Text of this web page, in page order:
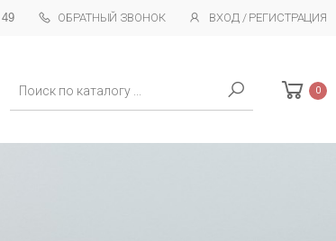
ОБРАТНЫЙ ЗВОНОК ВХОД / РЕГИСТРАЦИЯ
0